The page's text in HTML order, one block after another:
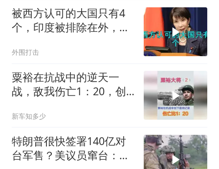
被西方认可的大国只有4
个，印度被排除在外，为
外围打击
粟裕在抗战中的逆天一
战，敌我伤亡1：20，创
新车知多少
特朗普很快签署140亿对
台军售？美议员窜台：必